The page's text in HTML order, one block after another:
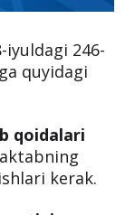
iyuldagi 246-
quyidagi
qoidalari
kerak.